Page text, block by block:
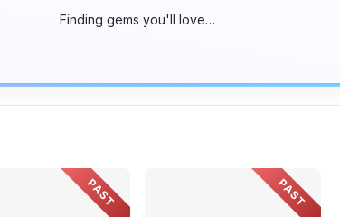
Finding gems you'll love…
PAST PAST